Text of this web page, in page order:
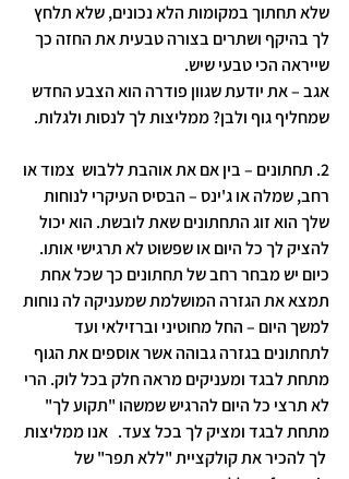
שלא תחתוך במקומות הלא נכונים, שלא תלחץ
לך בהיקף ושתרים בצורה טבעית את החזה כך
שייראה הכי טבעי שיש.
אגב – את יודעת שגוון פודרה הוא הצבע החדש
שמחליף גוף ולבן? ממליצות לך לנסות ולגלות.
2. תחתונים – בין אם את אוהבת ללבוש  צמוד או
רחב, שמלה או ג'ינס – הבסיס העיקרי לנוחות
שלך הוא זוג התחתונים שאת לובשת. הוא יכול
להציק לך כל היום או שפשוט לא תרגישי אותו.
כיום יש מבחר רחב של תחתונים כך שכל אחת
תמצא את הגזרה המושלמת שמעניקה לה נוחות
למשך היום – החל מחוטיני וברזילאי ועד
לתחתונים בגזרה גבוהה אשר אוספים את הגוף
מתחת לבגד ומעניקים מראה חלק בכל לוק. הרי
לא תרצי כל היום להרגיש שמשהו "תקוע לך"
מתחת לבגד ומציק לך בכל צעד.   אנו ממליצות
לך להכיר את קולקציית "ללא תפר" של